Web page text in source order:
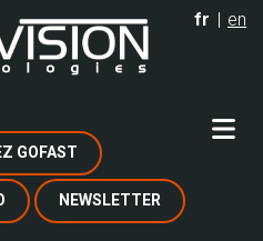
fr en
GOFAST
NEWSLETTER